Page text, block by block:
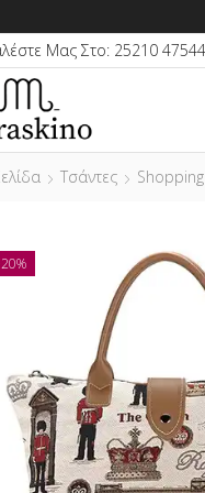
Μας Στο: 25210 47544
Τσάντες Shopping
20%